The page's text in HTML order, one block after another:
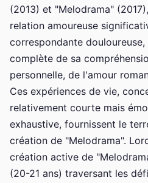
(2013) et "Melodrama"
relation amoureuse
correspondante
complète de sa
personnelle, de l'amour
Ces expériences de vie,
relativement courte mais
exhaustive, fournissent le
création de "Melodrama".
création active de
(20-21 ans) traversant les